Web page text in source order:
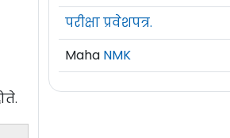
परीक्षा प्रवेशपत्र.
Maha NMK